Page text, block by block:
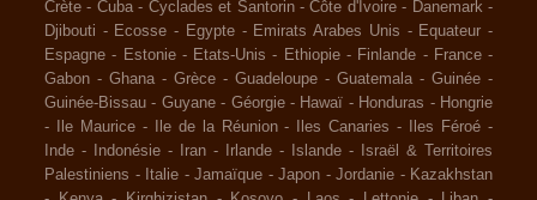
Crète - Cuba - Cyclades et Santorin -Côte d'Ivoire - Danemark -
Djibouti - Ecosse - Egypte - Emirats Arabes Unis - Equateur -
Espagne - Estonie - Etats-Unis - Ethiopie - Finlande - France -
Gabon - Ghana - Grèce - Guadeloupe - Guatemala - Guinée -
Guinée-Bissau - Guyane - Géorgie - Hawaï - Honduras - Hongrie
-
Ile Maurice - Ile de la Réunion - Iles Canaries - Iles Féroé -
Inde - Indonésie - Iran - Irlande - Islande -
Israël & Territoires
Palestiniens - Italie - Jamaïque - Japon - Jordanie - Kazakhstan